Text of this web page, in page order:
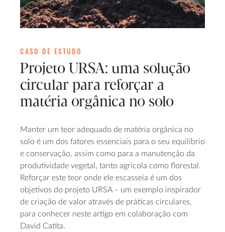
CASO DE ESTUDO
Projeto URSA: uma solução
circular para reforçar a
matéria orgânica no solo
Manter um teor adequado de matéria orgânica no
solo é um dos fatores essenciais para o seu equilíbrio
e conservação, assim como para a manutenção da
produtividade vegetal, tanto agrícola como florestal.
Reforçar este teor onde ele escasseia é um dos
objetivos do projeto URSA – um exemplo inspirador
de criação de valor através de práticas circulares,
para conhecer neste artigo em colaboração com
David Catita.